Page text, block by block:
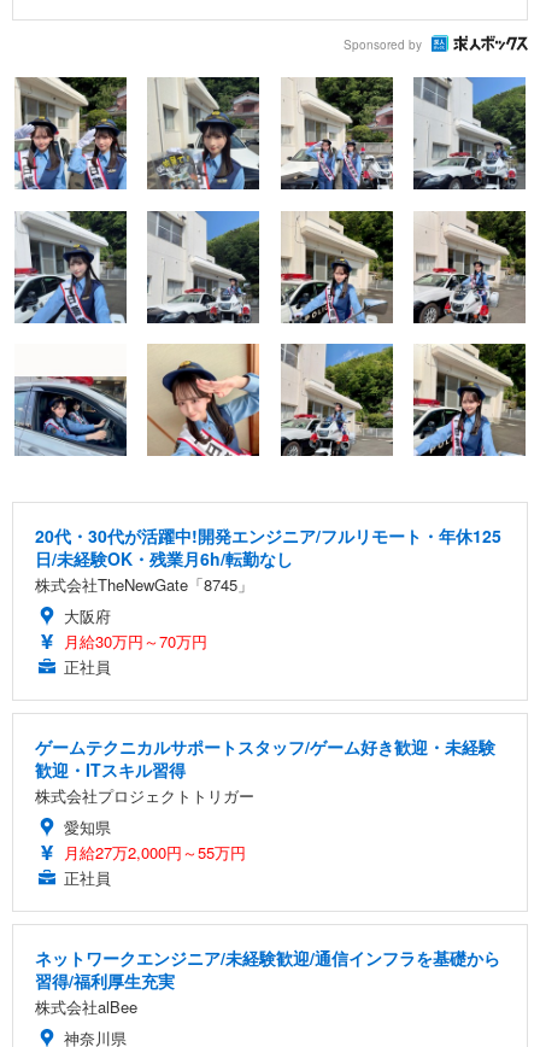
Sponsored by
20代・30代が活躍中!開発エンジニア/フルリモート・年休125
日/未経験OK・残業月6h/転勤なし
株式会社TheNewGate「8745」
大阪府
月給30万円～70万円
正社員
ゲームテクニカルサポートスタッフ/ゲーム好き歓迎・未経験
歓迎・ITスキル習得
株式会社プロジェクトトリガー
愛知県
月給27万2,000円～55万円
正社員
ネットワークエンジニア/未経験歓迎/通信インフラを基礎から
習得/福利厚生充実
株式会社alBee
神奈川県